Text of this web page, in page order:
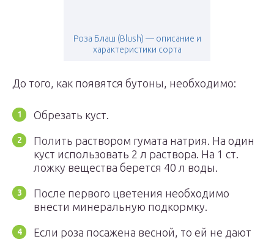
Роза Блаш (Blush) — описание и
характеристики сорта
До того, как появятся бутоны, необходимо:
Обрезать куст.
Полить раствором гумата натрия. На один
куст использовать 2 л раствора. На 1 ст.
ложку вещества берется 40 л воды.
После первого цветения необходимо
внести минеральную подкормку.
Если роза посажена весной, то ей не дают